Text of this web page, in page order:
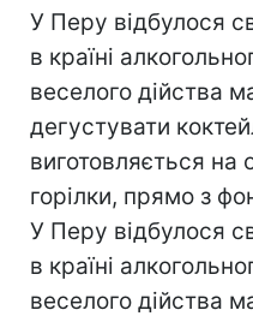
У Перу відбулося
в країні
веселого дійства
дегустувати
виготовляється на
горілки, прямо з
У Перу відбулося
в країні
веселого дійства